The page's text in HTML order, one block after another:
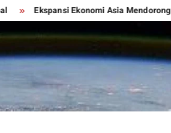
Ekspansi Ekonomi Asia Mendorong